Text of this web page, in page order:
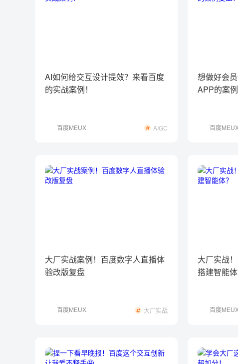
AI如何给交互设计提效？来看百度
的实战案例！
百度MEUX AIGC
想做好会
APP的案例
百度
大厂实战案例！百度数字人直播体
验改版复盘
百度MEUX 大厂实战
大厂实战
搭建智能体
百度